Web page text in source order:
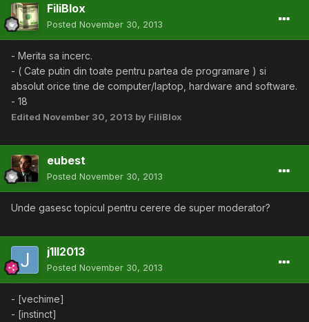
FiliBlox
Posted November 30, 2013
- Merita sa incerc.
- ( Cate putin din toate pentru partea de programare ) si
absolut orice tine de computer/laptop, hardware and software.
- 18
Edited November 30, 2013 by FiliBlox
eubest
Posted November 30, 2013
Unde gasesc topicul pentru cerere de super moderator?
j1ll2013
Posted November 30, 2013
- [vechime]
- [instinct]